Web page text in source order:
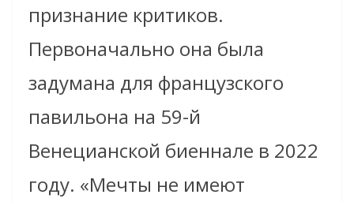
признание критиков.
Первоначально она была
задумана для французского
павильона на 59-й
Венецианской биеннале в 2022
году. «Мечты не имеют